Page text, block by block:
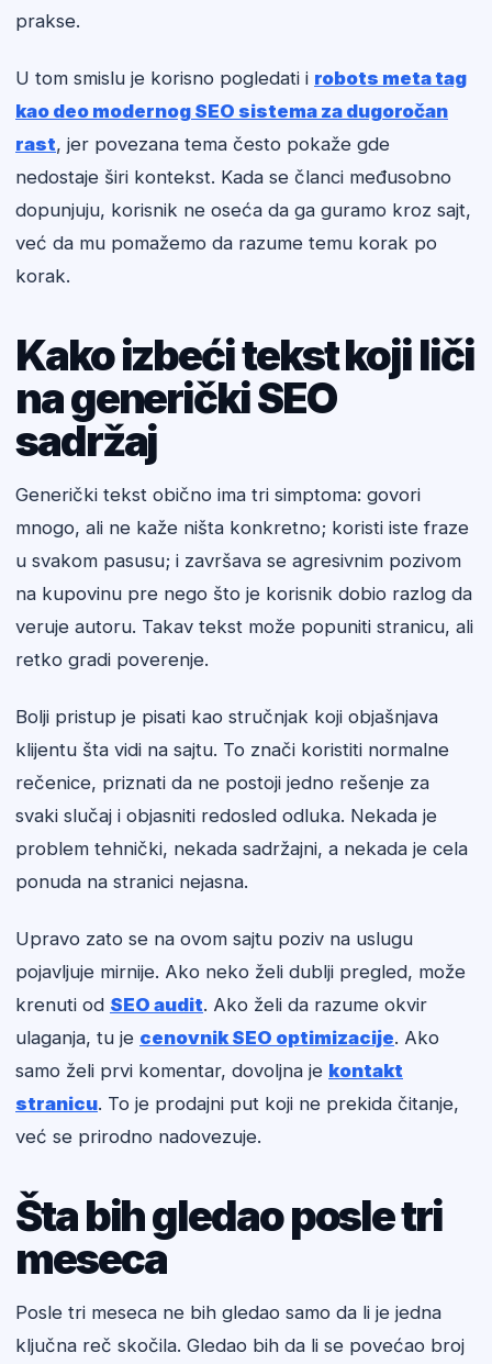
prakse.
U tom smislu je korisno pogledati i robots meta tag
kao deo modernog SEO sistema za dugoročan
rast, jer povezana tema često pokaže gde
nedostaje širi kontekst. Kada se članci međusobno
dopunjuju, korisnik ne oseća da ga guramo kroz sajt,
već da mu pomažemo da razume temu korak po
korak.
Kako izbeći tekst koji liči
na generički SEO
sadržaj
Generički tekst obično ima tri simptoma: govori
mnogo, ali ne kaže ništa konkretno; koristi iste fraze
u svakom pasusu; i završava se agresivnim pozivom
na kupovinu pre nego što je korisnik dobio razlog da
veruje autoru. Takav tekst može popuniti stranicu, ali
retko gradi poverenje.
Bolji pristup je pisati kao stručnjak koji objašnjava
klijentu šta vidi na sajtu. To znači koristiti normalne
rečenice, priznati da ne postoji jedno rešenje za
svaki slučaj i objasniti redosled odluka. Nekada je
problem tehnički, nekada sadržajni, a nekada je cela
ponuda na stranici nejasna.
Upravo zato se na ovom sajtu poziv na uslugu
pojavljuje mirnije. Ako neko želi dublji pregled, može
krenuti od SEO audit. Ako želi da razume okvir
ulaganja, tu je cenovnik SEO optimizacije. Ako
samo želi prvi komentar, dovoljna je kontakt
stranicu. To je prodajni put koji ne prekida čitanje,
već se prirodno nadovezuje.
Šta bih gledao posle tri
meseca
Posle tri meseca ne bih gledao samo da li je jedna
ključna reč skočila. Gledao bih da li se povećao broj